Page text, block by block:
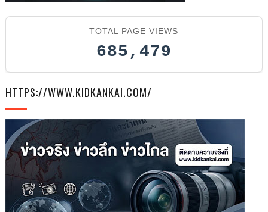
6
TOTAL PAGE VIEWS
685,479
HTTPS://WWW.KIDKANKAI.COM/